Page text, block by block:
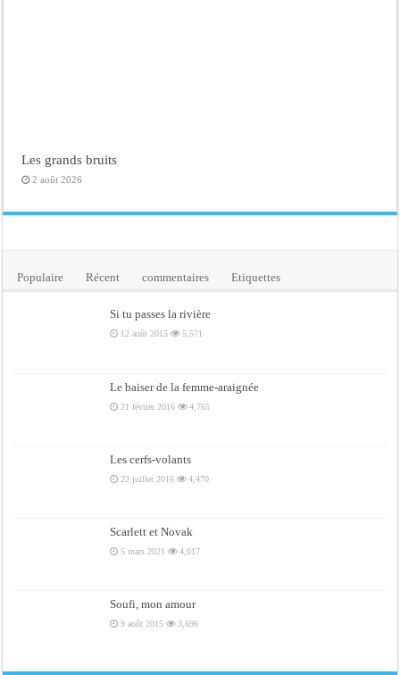
Les grands bruits
2 août 2026
Populaire Récent commentaires Etiquettes
Si tu passes la rivière
12 août 2015 5,571
Le baiser de la femme-araignée
21 février 2016 4,765
Les cerfs-volants
22 juillet 2016 4,470
Scarlett et Novak
5 mars 2021 4,017
Soufi, mon amour
9 août 2015 3,696